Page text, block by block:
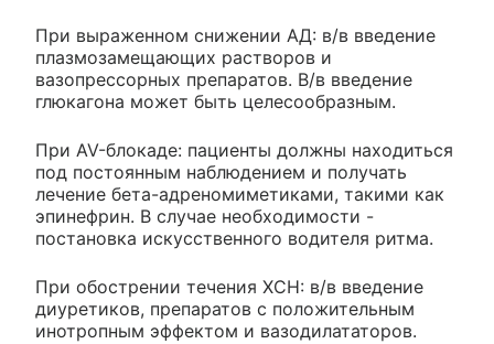
При выраженном снижении АД: в/в введение
плазмозамещающих растворов и
вазопрессорных препаратов. В/в введение
глюкагона может быть целесообразным.
При AV-блокаде: пациенты должны находиться
под постоянным наблюдением и получать
лечение бета-адреномиметиками, такими как
эпинефрин. В случае необходимости -
постановка искусственного водителя ритма.
При обострении течения ХСН: в/в введение
диуретиков, препаратов с положительным
инотропным эффектом и вазодилататоров.